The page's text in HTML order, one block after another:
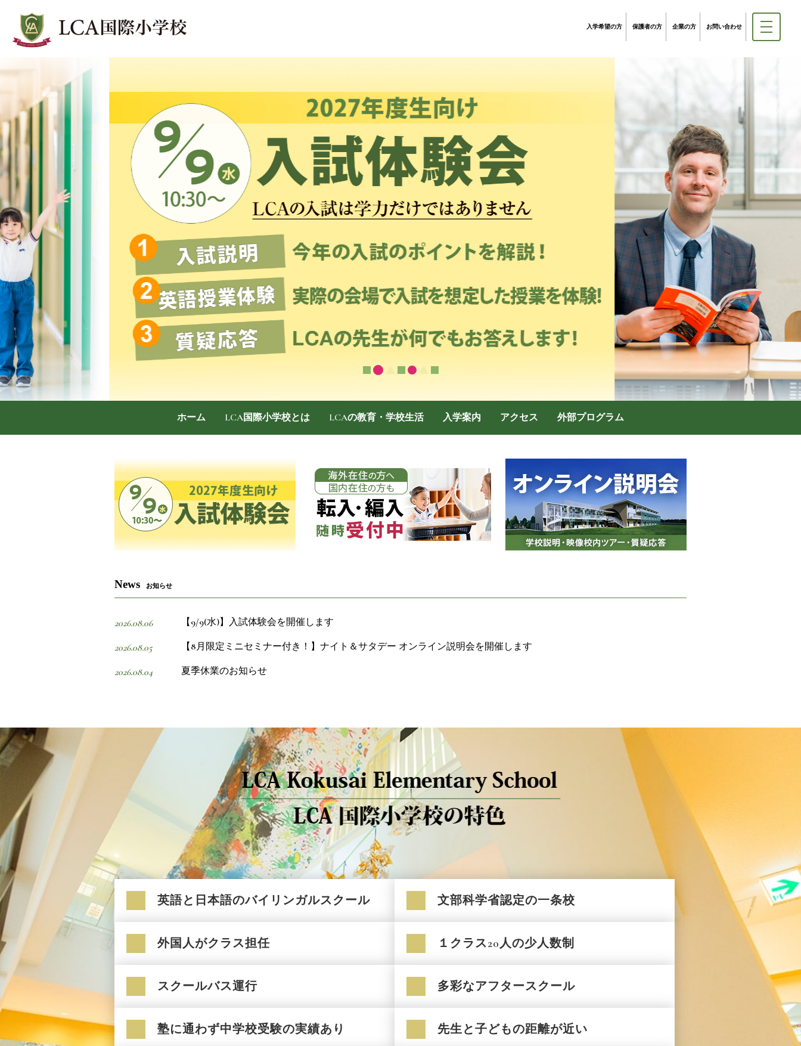
入学希望の方 保護者の方 企業の方 お問い合わせ
ホーム LCA国際小学校とは LCAの教育・学校生活 入学案内 アクセス 外部プログラム
News お知らせ
2026.08.06 【9/9(水)】入試体験会を開催します
2026.08.05 【8月限定ミニセミナー付き！】ナイト＆サタデー オンライン説明会を開催します
2026.08.04 夏季休業のお知らせ
英語と日本語のバイリンガルスクール 文部科学省認定の一条校
外国人がクラス担任 １クラス20人の少人数制
スクールバス運行 多彩なアフタースクール
塾に通わず中学校受験の実績あり 先生と子どもの距離が近い